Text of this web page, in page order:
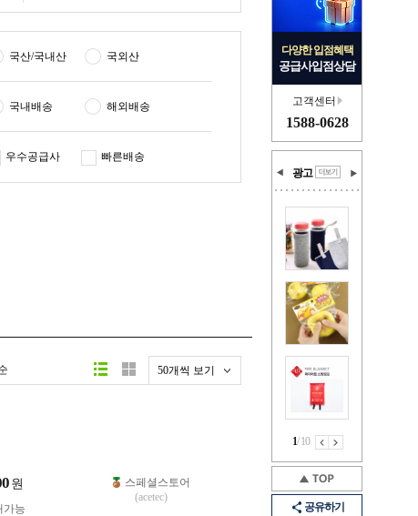
다양한 입점혜택
공급사입점상담
고객센터
1588-0628
광고
1/10
공유하기
국산/국내산 국외산
국내배송 해외배송
우수공급사 빠른배송
50개씩 보기
원
가능
스페셜스토어
(acetec)